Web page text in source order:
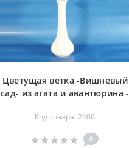
Цветущая ветка -Вишневый
сад- из агата и авантюрина -
Код товара: 2406
0